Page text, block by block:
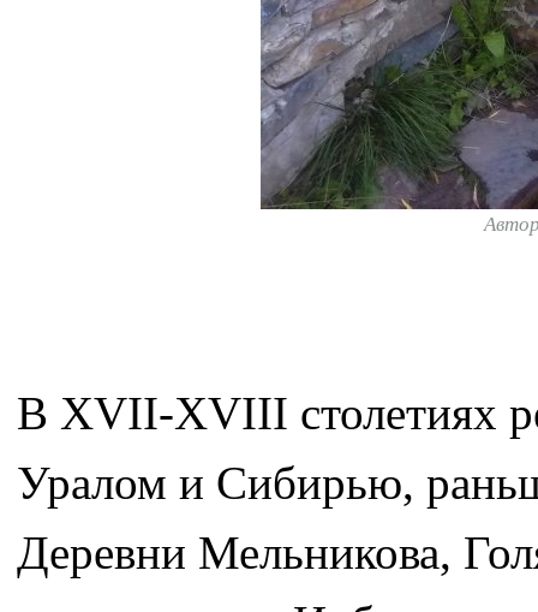
В XVII-XVIII столетиях
Уралом и Сибирью,
Деревни Мельникова,